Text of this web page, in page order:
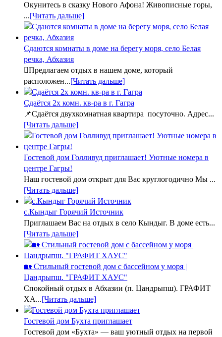
Окунитесь в сказку Нового Афона! Живописные горы,
...[Читать дальше]
Сдаются комнаты в доме на берегу моря, село Белая
речка, Абхазия
Предлагаем отдых в нашем доме, который
расположен...[Читать дальше]
Сдаётся 2х комн. кв-ра в г. Гагра
📌Сдаётся двухкомнатная квартира посуточно. Адрес...
[Читать дальше]
Гостевой дом Голливуд приглашает! Уютные номера в
центре Гагры!
Наш гостевой дом открыт для Вас круглогодично Мы ...
[Читать дальше]
с.Кындыг Горячий Источник
Приглашаем Вас на отдых в село Кындыг. В доме есть...
[Читать дальше]
🏡 Стильный гостевой дом с бассейном у моря |
Цандрыпш. "ГРАФИТ ХАУС"
Спокойный отдых в Абхазии (п. Цандрыпш). ГРАФИТ
ХА...[Читать дальше]
Гостевой дом Бухта приглашает
Гостевой дом «Бухта» — ваш уютный отдых на первой